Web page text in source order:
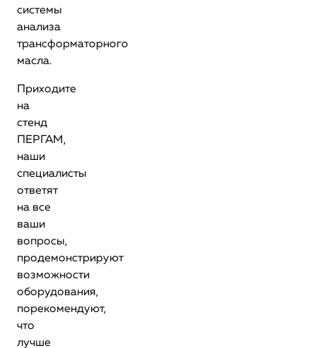
системы
анализа
трансформаторного
масла.
Приходите
на
стенд
ПЕРГАМ,
наши
специалисты
ответят
на все
ваши
вопросы,
продемонстрируют
возможности
оборудования,
порекомендуют,
что
лучше